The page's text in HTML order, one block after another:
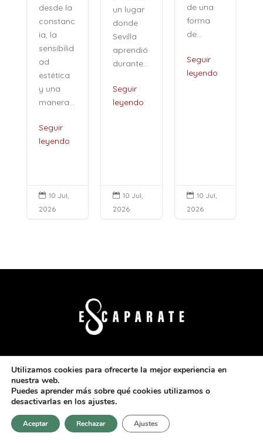
un lugar
donde
Sevilla
aprendió
durante...
Seguir
leyendo
 10 Jul,
2026
de una
forma
de...
Seguir
 10 Jul,
2026
pasado,
sino a
una
de...
 10 Jul,
2026
Revista Escaparate es una publicación española
dedicada a la sociedad, moda y estilo de vida. Con
reportajes exclusivos y entrevistas a
personalidades destacadas, le ofrecemos una
ventana a las últimas tendencias y los eventos más
selectos.
Utilizamos cookies para ofrecerte la mejor experiencia en
nuestra web.
Puedes aprender más sobre qué cookies utilizamos o
desactivarlas en los ajustes.
Aceptar Rechazar Ajustes